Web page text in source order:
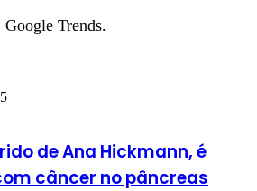
Trends.
de Ana Hickmann, é
câncer no pâncreas